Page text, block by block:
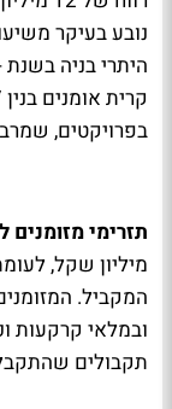
נובע בעיקר
בפרויקטים,
תזרימי
המקביל.
ובמלאי קרקעות
תקבולים